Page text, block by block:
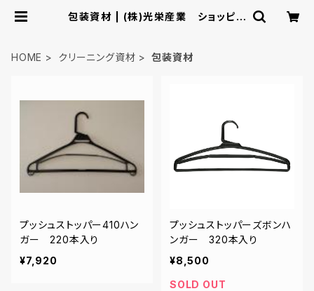
包装資材 | (株)光栄産業 ショッピン
HOME クリーニング資材 包装資材
プッシュストッパー410ハン
ガー 220本入り
¥7,920
プッシュストッパーズボンハ
ンガー 320本入り
¥8,500
SOLD OUT